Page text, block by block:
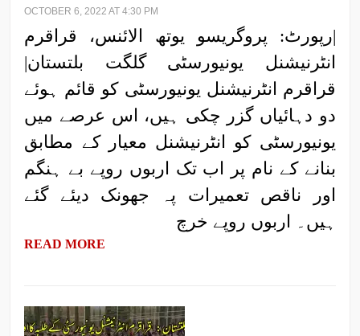
OCTOBER 6, 2022 AT 4:30 PM
|رپورٹ: پروگریسو یوتھ الائنس، قراقرم
انٹرنیشنل یونیورسٹی گلگت بلتستان|
قراقرم انٹرنیشنل یونیورسٹی کو قائم ہوئے
دو دہائیاں گزر چکی ہیں، اس عرصے میں
یونیورسٹی کو انٹرنیشنل معیار کے مطابق
بنانے کے نام پر اب تک اربوں روپے بے ہنگم
اور ناقص تعمیرات پہ جھونک دیئے گئے
ہیں۔ اربوں روپے خرچ
READ MORE